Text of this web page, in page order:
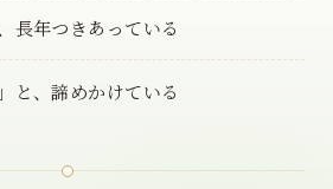
長年つきあっている
と、諦めかけている